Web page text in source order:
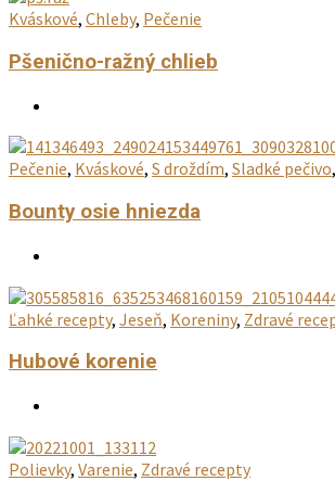
Kváskové, Chleby, Pečenie
Pšenično-ražný chlieb
Pečenie, Kváskové, S droždím, Sladké pečivo,
Bounty osie hniezda
Ľahké recepty, Jeseň, Koreniny, Zdravé
Hubové korenie
Polievky, Varenie, Zdravé recepty